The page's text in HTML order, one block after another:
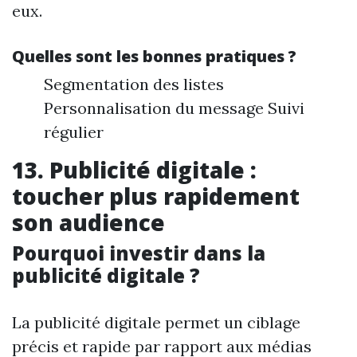
eux.
Quelles sont les bonnes pratiques ?
Segmentation des listes
Personnalisation du message Suivi
régulier
13. Publicité digitale :
toucher plus rapidement
son audience
Pourquoi investir dans la
publicité digitale ?
La publicité digitale permet un ciblage
précis et rapide par rapport aux médias